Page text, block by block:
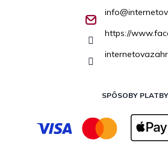
info@
https://
SPÔSOBY PLATBY